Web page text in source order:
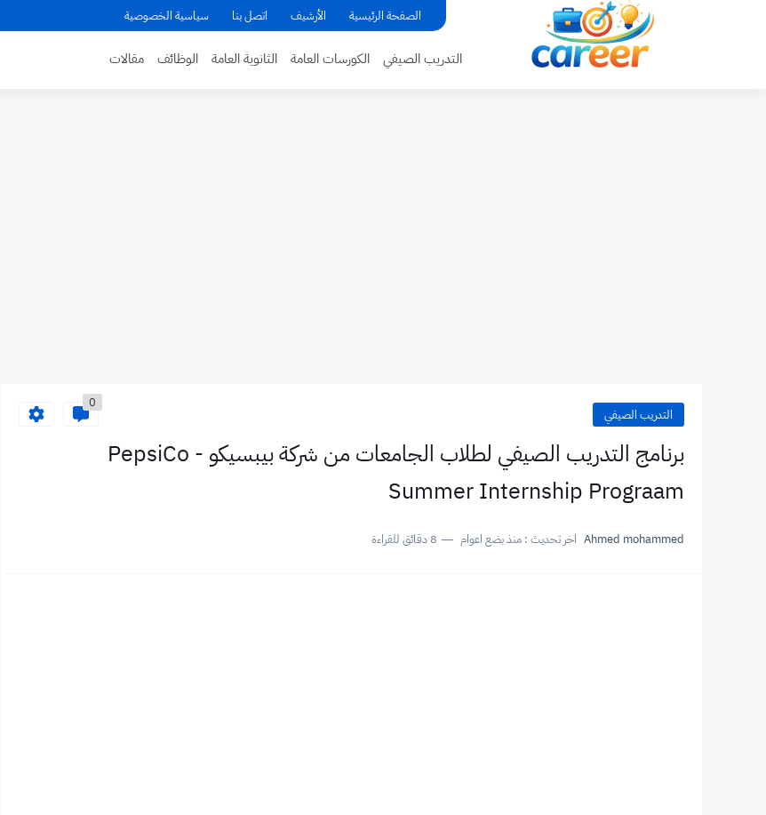
الصفحة الرئيسية الأرشيف اتصل بنا سياسية الخصوصية
التدريب الصيفي الكورسات العامة الثانوية العامة الوظائف مقالات
التدريب الصيفي
0
برنامج التدريب الصيفي لطلاب الجامعات من شركة بيبسيكو - PepsiCo
Summer Internship Prograam
Ahmed mohammed اخر تحديث : منذ بضع اعوام 8 دقائق للقراءة